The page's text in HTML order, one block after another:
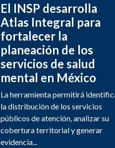
El INSP desarrolla
Atlas Integral para
fortalecer la
planeación de los
servicios de salud
mental en México
La herramienta permitirá
la distribución de los servicios
públicos de atención, analizar su
cobertura territorial y generar
evidencia...